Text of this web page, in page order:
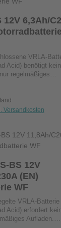
und
für langlebige
Ideal
12V 6,3Ah/
VRLA-
Acid) benötigt kein
regelmäßiges
oder Jet-
Bauweise
moderne Blei-
bieten eine bis zu
als
hohe
sie zu den
auf dem Markt
Versandkosten
ein
Gib
BS 12V
(EN)
WF
VRLA-Batterie
Acid) erfordert kein
Aufladen.